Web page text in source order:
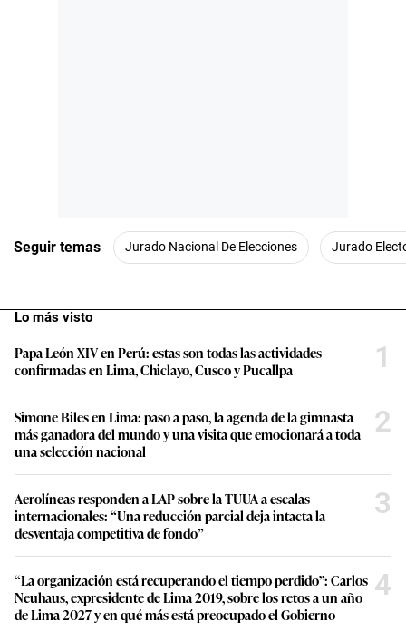
Seguir temas Jurado Nacional De Elecciones Jurado
Lo más visto
Papa León XIV en Perú: estas son todas las actividades
confirmadas en Lima, Chiclayo, Cusco y Pucallpa
1
Simone Biles en Lima: paso a paso, la agenda de la gimnasta
más ganadora del mundo y una visita que emocionará a toda
una selección nacional
2
Aerolíneas responden a LAP sobre la TUUA a escalas
internacionales: “Una reducción parcial deja intacta la
desventaja competitiva de fondo”
3
“La organización está recuperando el tiempo perdido”: Carlos
Neuhaus, expresidente de Lima 2019, sobre los retos a un año
de Lima 2027 y en qué más está preocupado el Gobierno
4